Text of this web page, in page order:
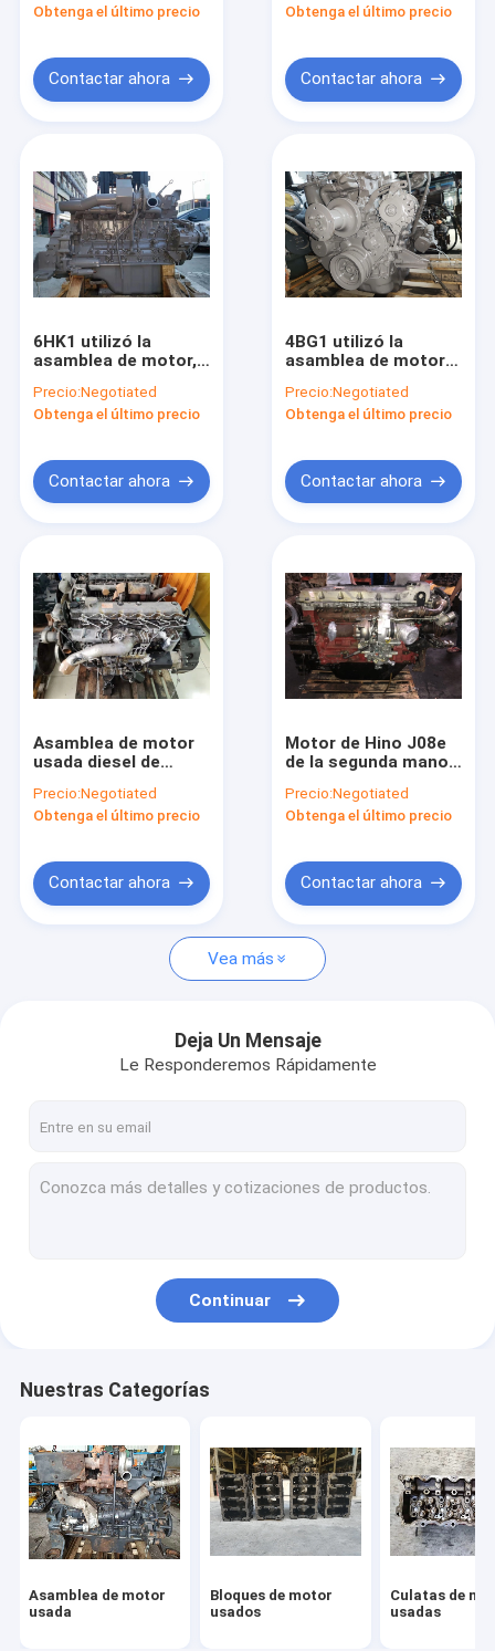
Productos
Sobre nosotros
Viaje de la fábrica
Pida una cita
Asamblea de motor usada
Bloques de motor usados
Cigüeñal de la segunda mano
Bomba usada de la inyección de carburante
Alternador de la segunda mano
Biela usada
Asamblea de motor diesel
Montaje del motor de arrancador
Turbocompresor del motor diesel
PC200-7
Obtenga el último precio
Contactar ahora
EC210B eléctrico
Obtenga el último precio
Contactar ahora
6HK1 utilizó la
asamblea de motor,
For Excavator
ZX330-5 SH360-5
Precio:Negotiated
Obtenga el último precio
Contactar ahora
4BG1 utilizó la
asamblea de motor
refrigeración por
agua del excavador
Precio:Negotiated
Obtenga el último precio
Contactar ahora
Asamblea de motor
usada diesel de
el excavador
HD1430-3 SK330-6E
Precio:Negotiated
Obtenga el último precio
Contactar ahora
Motor de Hino J08e
de la segunda mano,
del motor diesel para
el excavador SK350-8
Precio:Negotiated
Obtenga el último precio
Contactar ahora
Vea más
Deja Un Mensaje
Le Responderemos Rápidamente
Continuar
Nuestras Categorías
Asamblea de motor
usada
Bloques de motor
usados
Culatas de
usadas